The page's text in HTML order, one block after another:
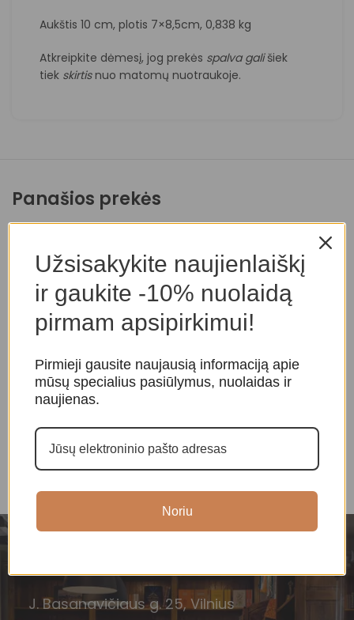
Aukštis 10 cm, plotis 7×8,5cm, 0,838 kg
Atkreipkite dėmesį, jog prekės spalva gališiek
tiek skirtisnuo matomų nuotraukoje.
Panašios prekės
Agato žvakidė
Žvakidės
25,00€
Agato žvakidė
J. Basanavičiaus g. 25, Vilnius
Užsisakykite naujienlaiškį
ir gaukite -10% nuolaidą
pirmam apsipirkimui!
Pirmieji gausite naujausią informaciją apie
mūsų specialius pasiūlymus, nuolaidas ir
naujienas.
Noriu